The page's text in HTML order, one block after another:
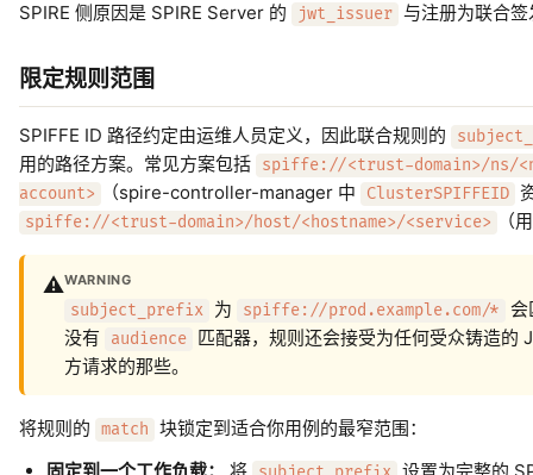
SPIRE 侧原因是 SPIRE Server 的 jwt_issuer 与注册为联合
限定规则范围
SPIFFE ID 路径约定由运维人员定义，因此联合规则的
用的路径方案。常见方案包括
spiffe://<trust-domain>/ns/
account>
（spire-controller-manager 中 ClusterSPIFFEID
spiffe://<trust-domain>/host/<hostname>/<service> （
⚠️WARNING
subject_prefix 为 spiffe://prod.example.com/*
会
没有
audience
匹配器，规则还会接受为任何受众铸造的
方请求的那些。
将规则的 match
块锁定到适合你用例的最窄范围：